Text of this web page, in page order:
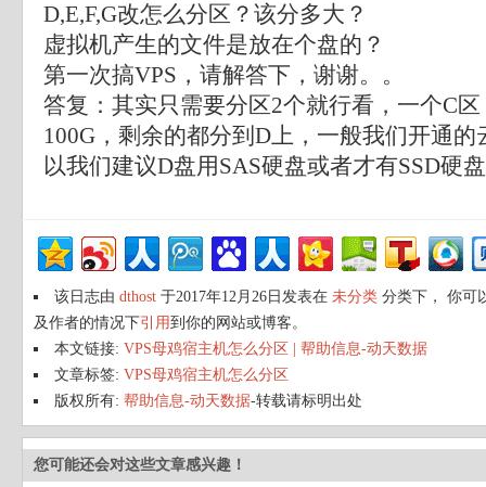
D,E,F,G改怎么分区？该分多大？
虚拟机产生的文件是放在个盘的？
第一次搞VPS，请解答下，谢谢。。
答复：其实只需要分区2个就行看，一个C
100G，剩余的都分到D上，一般我们开通
以我们建议D盘用SAS硬盘或者才有SSD硬
该日志由 dthost 于2017年12月26日发表在 未分类 分类下， 你可
及作者的情况下引用到你的网站或博客。
本文链接: VPS母鸡宿主机怎么分区 | 帮助信息-动天数据
文章标签: VPS母鸡宿主机怎么分区
版权所有: 帮助信息-动天数据-转载请标明出处
您可能还会对这些文章感兴趣！